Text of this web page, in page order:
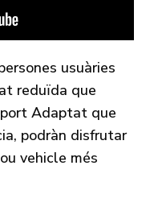
usuàries
reduïda que
Adaptat que
podràn disfrutar
vehicle més